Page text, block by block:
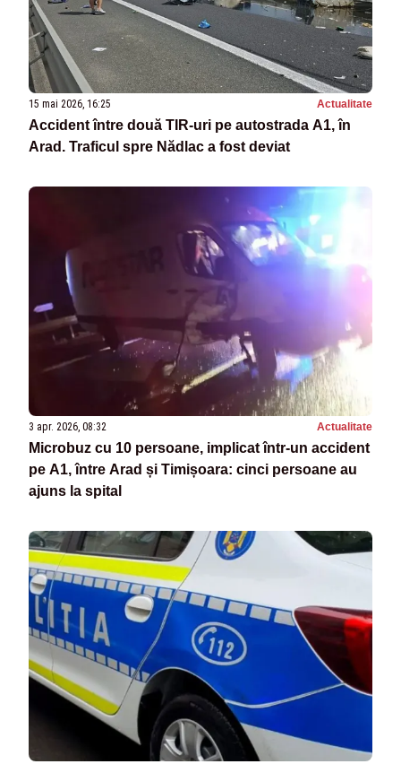
15 mai 2026, 16:25 Actualitate
Accident între două TIR-uri pe autostrada A1, în
Arad. Traficul spre Nădlac a fost deviat
3 apr. 2026, 08:32 Actualitate
Microbuz cu 10 persoane, implicat într-un accident
pe A1, între Arad și Timișoara: cinci persoane au
ajuns la spital